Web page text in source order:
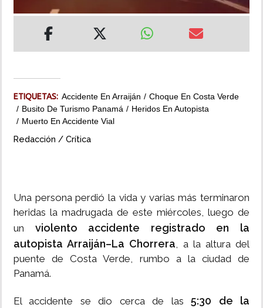
IMPRESO
ETIQUETAS: Accidente En Arraiján
Choque En Costa Verde
Busito De Turismo Panamá
Heridos En Autopista
Muerto En Accidente Vial
Redacción / Crítica
Una persona perdió la vida y varias más terminaron
heridas la madrugada de este miércoles, luego de
un violento accidente registrado en la
autopista Arraiján–La Chorrera, a la altura del
puente de Costa Verde, rumbo a la ciudad de
Panamá.
El accidente se dio cerca de las5:30 de la